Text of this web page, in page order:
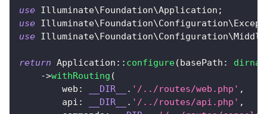
use Illuminate\Foundation\Application ;
use Illuminate\Foundation\Configuration\
use Illuminate\Foundation\Configuration\
return Application :: configure(basePath :
->withRouting (
web : __DIR__ . '/../routes/web.php' ,
api : __DIR__ . '/../routes/api.php' ,